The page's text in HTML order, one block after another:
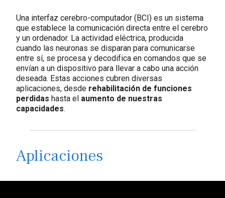
Soluciones software
Una interfaz cerebro-computador (BCI) es un sistema
que establece la comunicación directa entre el cerebro
y un ordenador. La actividad eléctrica, producida
cuando las neuronas se disparan para comunicarse
entre sí, se procesa y decodifica en comandos que se
envían a un dispositivo para llevar a cabo una acción
deseada. Estas acciones cubren diversas
aplicaciones, desde rehabilitación de funciones
perdidas hasta el aumento de nuestras
capacidades.
Aplicaciones